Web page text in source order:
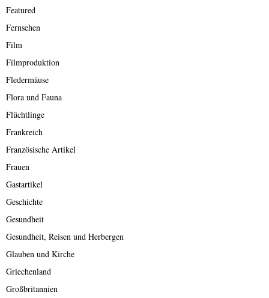
Featured
Fernsehen
Film
Filmproduktion
Fledermäuse
Flora und Fauna
Flüchtlinge
Frankreich
Französische Artikel
Frauen
Gastartikel
Geschichte
Gesundheit
Gesundheit, Reisen und Herbergen
Glauben und Kirche
Griechenland
Großbritannien